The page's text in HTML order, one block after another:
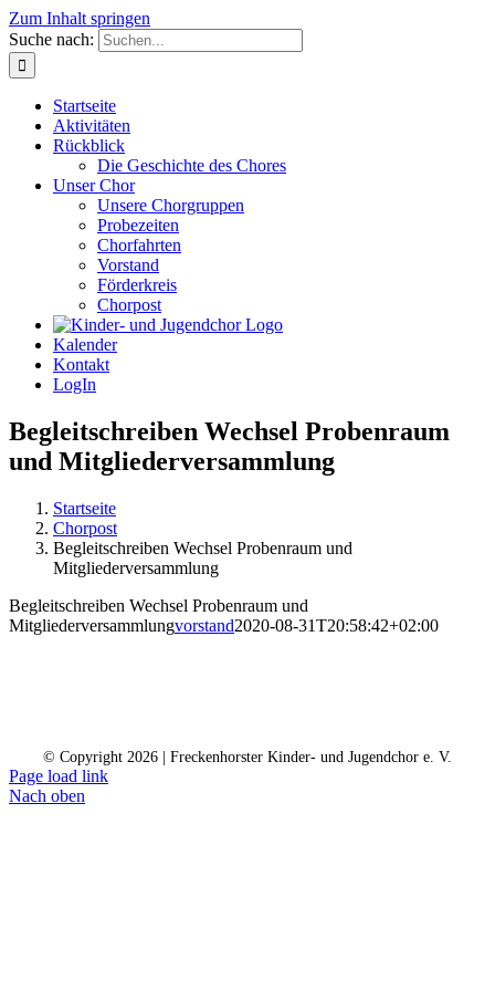
Zum Inhalt springen
Suche nach:
Startseite
Aktivitäten
Rückblick
Die Geschichte des Chores
Unser Chor
Unsere Chorgruppen
Probezeiten
Chorfahrten
Vorstand
Förderkreis
Chorpost
Kalender
Kontakt
LogIn
Begleitschreiben Wechsel Probenraum
und Mitgliederversammlung
Startseite
Chorpost
Begleitschreiben Wechsel Probenraum und
Mitgliederversammlung
Begleitschreiben Wechsel Probenraum und
Mitgliederversammlungvorstand2020-08-31T20:58:42+02:00
© Copyright 2026 | Freckenhorster Kinder- und Jugendchor e. V.
Page load link
Nach oben